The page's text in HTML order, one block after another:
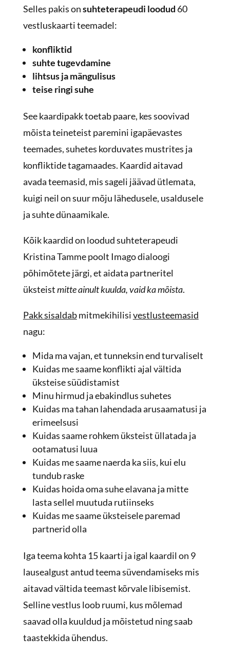
Selles pakis onsuhteterapeudi loodud 60
vestluskaarti teemadel:
konfliktid
suhte tugevdamine
lihtsus ja mängulisus
teise ringi suhe
See kaardipakk toetab paare, kes soovivad
mõista teineteist paremini igapäevastes
teemades, suhetes korduvates mustrites ja
konfliktide tagamaades. Kaardid aitavad
avada teemasid, mis sageli jäävad ütlemata,
kuigi neil on suur mõju lähedusele, usaldusele
ja suhte dünaamikale.
Kõik kaardid on loodud suhteterapeudi
Kristina Tamme poolt Imago dialoogi
põhimõtete järgi, et aidata partneritel
üksteistmitte ainult kuulda, vaid ka mõista.
Pakk sisaldabmitmekihilisivestlusteemasid
nagu:
Mida ma vajan, et tunneksin end turvaliselt
Kuidas me saame konflikti ajal vältida
üksteise süüdistamist
Minu hirmud ja ebakindlus suhetes
Kuidas ma tahan lahendada arusaamatusi ja
erimeelsusi
Kuidas saame rohkem üksteist üllatada ja
ootamatusi luua
Kuidas me saame naerda ka siis, kui elu
tundub raske
Kuidas hoida oma suhe elavana ja mitte
lasta sellel muutuda rutiinseks
Kuidas me saame üksteisele paremad
partnerid olla
Iga teema kohta 15 kaarti ja igal kaardil on 9
lausealgust antud teema süvendamiseks mis
aitavad vältida teemast kõrvale libisemist.
Selline vestlus loob ruumi, kus mõlemad
saavad olla kuuldud ja mõistetud ning saab
taastekkida ühendus.